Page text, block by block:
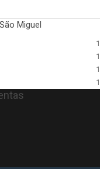
Miguel
1
1
1
1